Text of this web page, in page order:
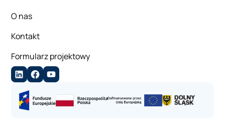
O nas
Kontakt
Formularz projektowy